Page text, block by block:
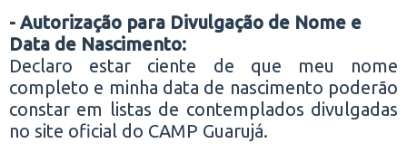
- Autorização para Divulgação de Nome e
Data de Nascimento:
Declaro estar ciente de que meu nome
completo e minha data de nascimento poderão
constar em listas de contemplados divulgadas
no site oficial do CAMP Guarujá.